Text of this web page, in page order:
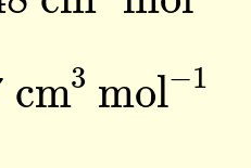
(13)